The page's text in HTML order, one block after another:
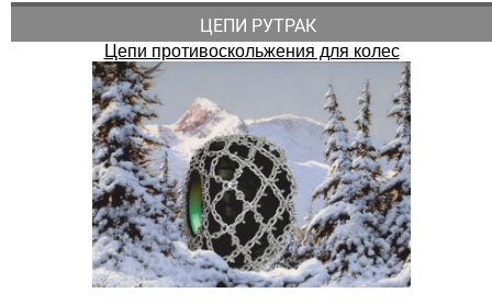
ЦЕПИ РУТРАК
Цепи противоскольжения для колес